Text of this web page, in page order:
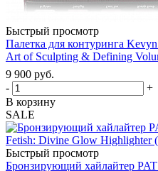
Быстрый просмотр
Палетка для контуринга
Art of Sculpting & Defining
9 900 руб.
-
+
В корзину
SALE
Быстрый просмотр
Бронзирующий хайлайтер